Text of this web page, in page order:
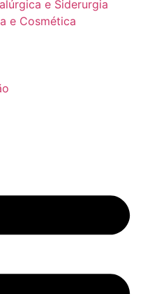
e Siderurgia
e Cosmética